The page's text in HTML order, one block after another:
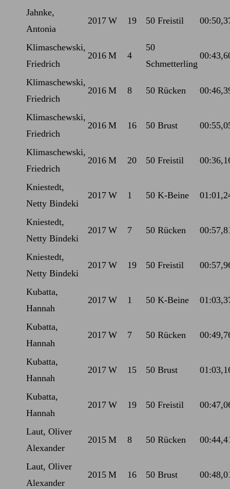
Jahnke,
Antonia
2017 W 19 50 Freistil
Klimaschewski,
Friedrich
2016 M 4
50
Schmetterling
Klimaschewski,
Friedrich
2016 M 8 50 Rücken
Klimaschewski,
Friedrich
2016 M 16 50 Brust
Klimaschewski,
Friedrich
2016 M 20 50 Freistil
Kniestedt,
Netty Bindeki
2017 W 1 50 K-Beine
Kniestedt,
Netty Bindeki
2017 W 7 50 Rücken
Kniestedt,
Netty Bindeki
2017 W 19 50 Freistil
Kubatta,
Hannah
2017 W 1 50 K-Beine
Kubatta,
Hannah
2017 W 7 50 Rücken
Kubatta,
Hannah
2017 W 15 50 Brust
Kubatta,
Hannah
2017 W 19 50 Freistil
Laut, Oliver
Alexander
2015 M 8 50 Rücken
Laut, Oliver
Alexander
2015 M 16 50 Brust